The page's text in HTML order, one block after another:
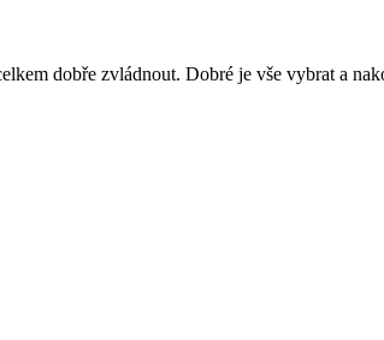
dobře zvládnout. Dobré je vše vybrat a